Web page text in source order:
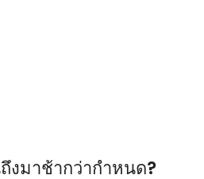
งมาช้ากว่ากำหนด?